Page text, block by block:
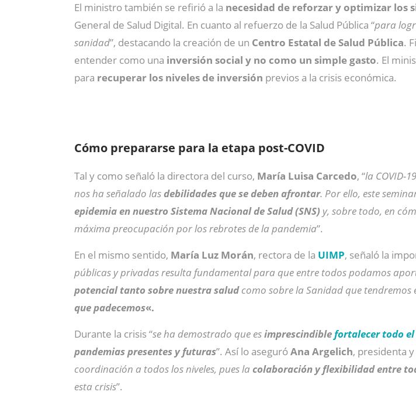
El ministro también se refirió a la necesidad de reforzar y optimizar los
General de Salud Digital. En cuanto al refuerzo de la Salud Pública “para
sanidad”, destacando la creación de un Centro Estatal de Salud Pública.
entender como una inversión social y no como un simple gasto. El
para recuperar los niveles de inversión previos a la crisis económica.
Cómo prepararse para la etapa post-COVID
Tal y como señaló la directora del curso, María Luisa Carcedo, “la COVID-
nos ha señalado lasdebilidades que se deben afrontar. Por ello, este
epidemia en nuestro Sistema Nacional de Salud (SNS) y, sobre todo, en
máxima preocupación por los rebrotes de la pandemia”.
En el mismo sentido, María Luz Morán, rectora de la UIMP, señaló la
públicas y privadas resulta fundamental para que entre todos podamos
potencial tanto sobre nuestra saludcomo sobre la Sanidad que tendremos
que padecemos«.
Durante la crisis “se ha demostrado que esimprescindiblefortalecer todo
pandemias presentes y futuras”. Así lo aseguróAna Argelich, presidenta
coordinación a todos los niveles, pues la colaboración y flexibilidad entre
esta crisis”.